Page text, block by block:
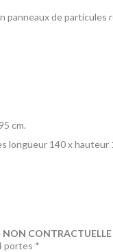
panneaux de particules
cm.
longueur 140 x hauteur
NON CONTRACTUELLE
portes *